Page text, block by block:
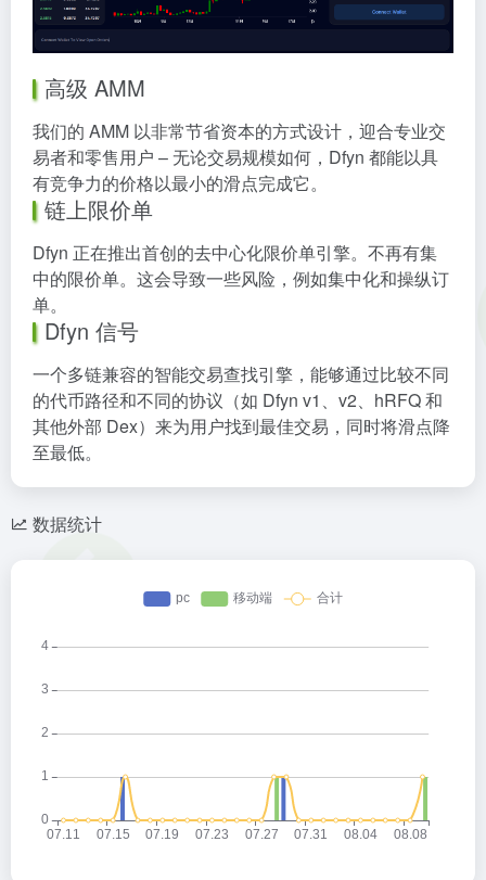
高级 AMM
我们的 AMM 以非常节省资本的方式设计，迎合专业交
易者和零售用户 – 无论交易规模如何，Dfyn 都能以具
有竞争力的价格以最小的滑点完成它。
链上限价单
Dfyn 正在推出首创的去中心化限价单引擎。不再有集
中的限价单。这会导致一些风险，例如集中化和操纵订
单。
Dfyn 信号
一个多链兼容的智能交易查找引擎，能够通过比较不同
的代币路径和不同的协议（如 Dfyn v1、v2、hRFQ 和
其他外部 Dex）来为用户找到最佳交易，同时将滑点降
至最低。
数据统计